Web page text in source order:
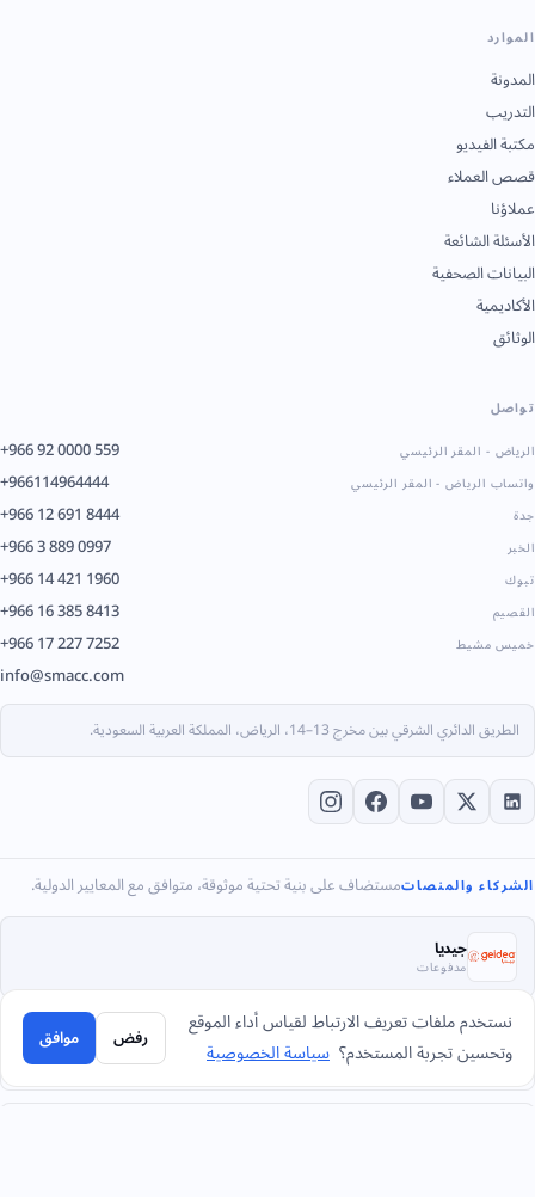
الموارد
المدونة
التدريب
مكتبة الفيديو
قصص العملاء
عملاؤنا
الأسئلة الشائعة
البيانات الصحفية
الأكاديمية
الوثائق
تواصل
+966 92 0000 559 الرياض - المقر الرئيسي
+966114964444 واتساب الرياض - المقر الرئيسي
+966 12 691 8444 جدة
+966 3 889 0997 الخبر
+966 14 421 1960 تبوك
+966 16 385 8413 القصيم
+966 17 227 7252 خميس مشيط
info@smacc.com
الطريق الدائري الشرقي بين مخرج 13–14، الرياض، المملكة العربية السعودية.
الشركاء والمنصاتمستضاف على بنية تحتية موثوقة، متوافق مع المعايير الدولية.
جيديا
مدفوعات
آيزو 20000-1
إدارة خدمات تقنية
نستخدم ملفات تعريف الارتباط لقياس أداء الموقع
وتحسين تجربة المستخدم؟ سياسة الخصوصية رفض موافق